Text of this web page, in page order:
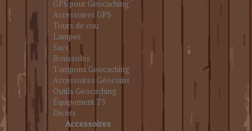
GPS pour Geocaching
Accessoires GPS
Tours de cou
Lampes
Sacs
Boussoles
Tampons Geocaching
Accessoires Géocoins
Outils Geocaching
Équipement T5
Divers
Accessoires